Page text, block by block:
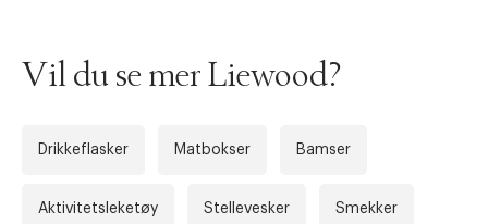
Vil du se mer Liewood?
Drikkeflasker Matbokser Bamser
Aktivitetsleketøy Stellevesker Smekker